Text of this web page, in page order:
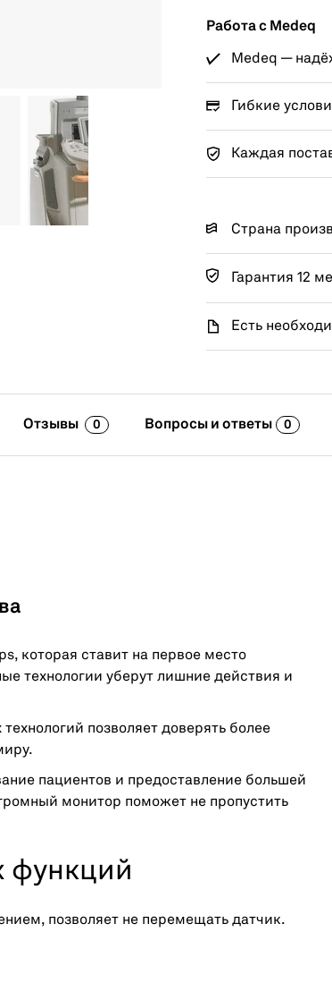
Работа с Medeq
Medeq —
Гибкие
Каждая
Страна
Гарантия 12
Есть
Отзывы 0 Вопросы и ответы 0
которая ставит на первое место
технологии уберут лишние действия и
позволяет доверять более
пациентов и предоставление большей
монитор поможет не пропустить
функций
позволяет не перемещать датчик.